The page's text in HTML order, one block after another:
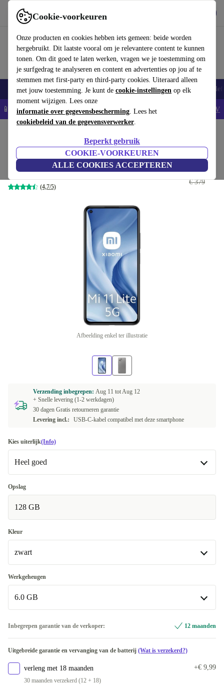
Cookie-voorkeuren
Onze producten en cookies hebben iets gemeen: beide worden
hergebruikt. Dit laatste vooral om je relevantere content te kunnen
tonen. Om dit goed te laten werken, vragen we je toestemming om
je surfgedrag te analyseren en content en advertenties op jou af te
stemmen met first-party en third-party cookies. Uiteraard alleen
met jouw toestemming. Je kunt de cookie-instellingen op elk
moment wijzigen. Lees onze
informatie over gegevensbescherming. Lees het
cookiebeleid van de gegevensverwerker.
Beperkt gebruik
COOKIE-VOORKEUREN
ALLE COOKIES ACCEPTEREN
Gebruik refurbed snel en eenvoudig
Smartphones Laptops Tablets Smartwatches Accessoires
📱5% EXTRA korting op alle iPhones – Code: IPHONEDEAL - AV
Xiaomi Mi 11 Lite 5G
6 GB | 128 GB | Truffle Black
(4,7/5)
€ 130
€ 379
Afbeelding enkel ter illustratie
Verzending inbegrepen: Aug 11 totAug 12
+ Snelle levering (1-2 werkdagen)
30 dagen Gratis retourneren garantie
Levering incl.:
USB-C-kabel compatibel met deze smartphone
Kies uiterlijk(Info)
Heel goed
Heel goed
Uitstekend
Premium
Opslag
128 GB
Kleur
zwart
zwart
Beschikbaar in andere configuraties
groen
Werkgeheugen
6.0 GB
Beschikbaar in andere configuraties
Inbegrepen garantie van de verkoper: 12 maanden
Uitgebreide garantie en vervanging van de batterij (Wat is verzekerd?)
verleng met 18 maanden
30 maanden verzekerd (12 + 18)
+€ 9,99